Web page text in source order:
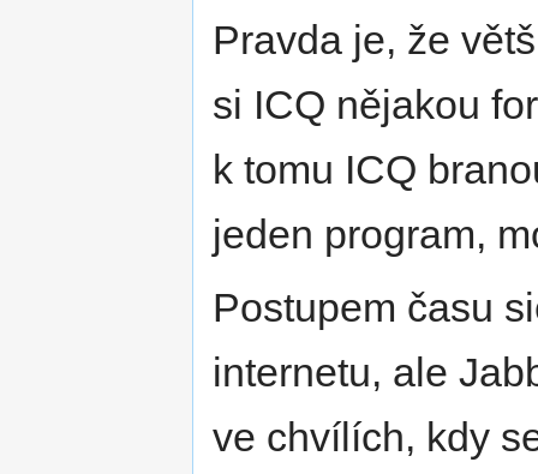
Pravda je, že
si ICQ nějakou
k tomu ICQ
jeden program,
Postupem času
internetu, ale
ve chvílích, kdy